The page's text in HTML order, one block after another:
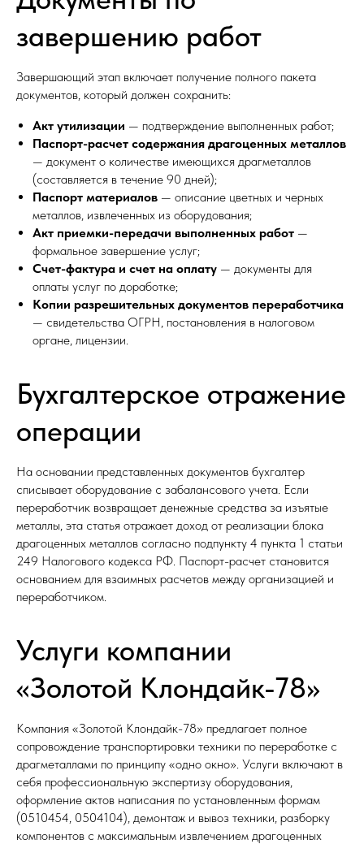
завершению работ
Завершающий этап включает получение полного пакета
документов, который должен сохранить:
Акт утилизации — подтверждение выполненных работ;
Паспорт-расчет содержания драгоценных металлов
— документ о количестве имеющихся драгметаллов
(составляется в течение 90 дней);
Паспорт материалов — описание цветных и черных
металлов, извлеченных из оборудования;
Акт приемки-передачи выполненных работ —
формальное завершение услуг;
Счет-фактура и счет на оплату — документы для
оплаты услуг по доработке;
Копии разрешительных документов переработчика
— свидетельства ОГРН, постановления в налоговом
органе, лицензии.​
Бухгалтерское отражение
операции
На основании представленных документов бухгалтер
списывает оборудование с забалансового учета. Если
переработчик возвращает денежные средства за изъятые
металлы, эта статья отражает доход от реализации блока
драгоценных металлов согласно подпункту 4 пункта 1 статьи
249 Налогового кодекса РФ. Паспорт-расчет становится
основанием для взаимных расчетов между организацией и
переработчиком.​
Услуги компании
«Золотой Клондайк-78»
Компания «Золотой Клондайк-78» предлагает полное
сопровождение транспортировки техники по переработке с
драгметаллами по принципу «одно окно». Услуги включают в
себя профессиональную экспертизу оборудования,
оформление актов написания по установленным формам
(0510454, 0504104), демонтаж и вывоз техники, разборку
компонентов с максимальным извлечением драгоценных